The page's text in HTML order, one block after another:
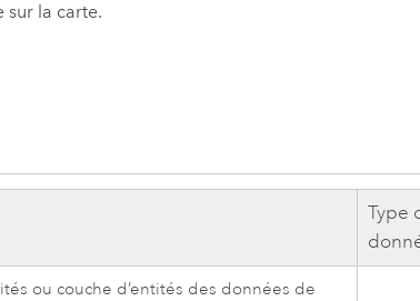
sur la carte.
Type
ou couche d’entités des données de